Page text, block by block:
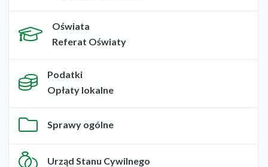
Oświata
Referat Oświaty
Podatki
Opłaty lokalne
Sprawy ogólne
Urząd Stanu Cywilnego